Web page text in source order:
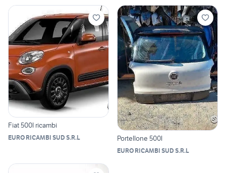
Fiat 500l ricambi
EURO RICAMBI SUD S.R.L Portellone 500l
EURO RICAMBI SUD S.R.L